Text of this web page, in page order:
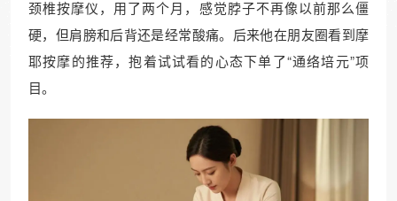
颈椎按摩仪，用了两个月，感觉脖子不再像以前那么僵
硬，但肩膀和后背还是经常酸痛。后来他在朋友圈看到摩
耶按摩的推荐，抱着试试看的心态下单了“通络培元”项
目。